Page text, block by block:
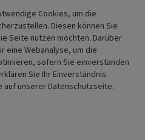
verbliebenen Partner.
Andernach Johannes
Gesellschafter,
(„Ersatz-
Geschäftsführer Carl
worden war.
es kam zum Rechtsstreit
Koblenz. Letztendlich
Cookies, um die
Diesen können Sie
Seite nutzen möchten. Darüber
eine Webanalyse, um die
sofern Sie einverstanden
Sie Ihr Einverständnis.
unserer Datenschutzseite.